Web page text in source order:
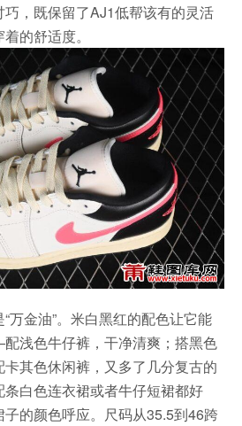
，既保留了AJ1低帮该有的灵活
的舒适度。
万金油”。米白黑红的配色让它能
浅色牛仔裤，干净清爽；搭黑色
其色休闲裤，又多了几分复古的
白色连衣裙或者牛仔短裙都好
的颜色呼应。尺码从35.5到46跨